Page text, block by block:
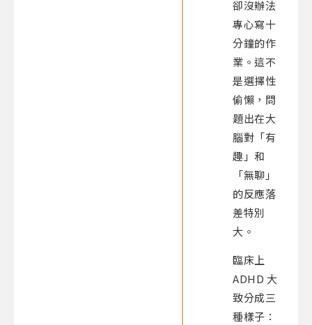
卻沒辦法
專心寫十
分鐘的作
業。這不
是選擇性
偷懶，問
題出在大
腦對「有
趣」和
「無聊」
的反應落
差特別
大。
臨床上
ADHD 大
致分成三
種樣子：